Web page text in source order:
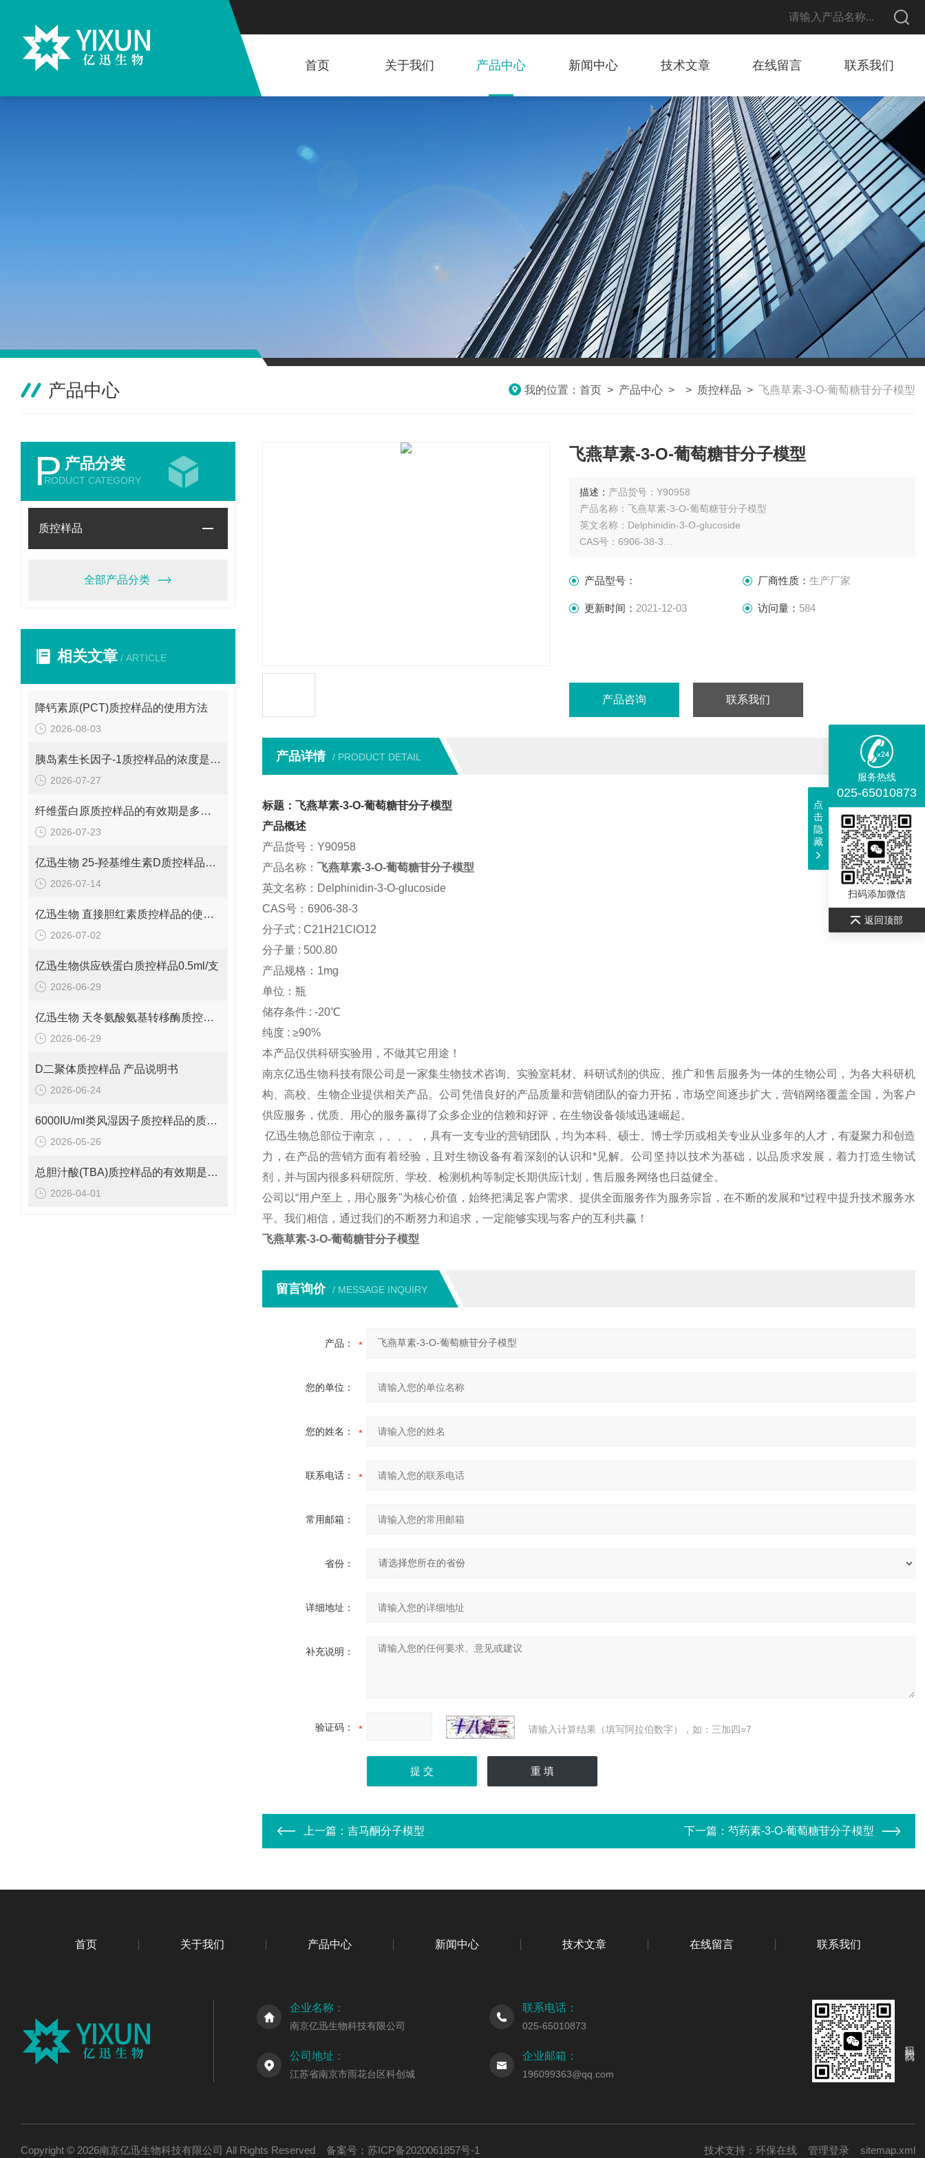
首页 关于我们 产品中心 新闻中心 技术文章 在线留言 联系我们
产品中心 我的位置： 首页 > 产品中心 > > 质控样品 > 飞燕草素-3-O-葡萄糖苷分子模型
P 产品分类
RODUCT CATEGORY
质控样品
全部产品分类
相关文章 / ARTICLE
降钙素原(PCT)质控样品的使用方法
2026-08-03
胰岛素生长因子-1质控样品的浓度是多少呢？
2026-07-27
纤维蛋白原质控样品的有效期是多久呢？
2026-07-23
亿迅生物 25-羟基维生素D质控样品的浓度是多少呢？
2026-07-14
亿迅生物 直接胆红素质控样品的使用方法
2026-07-02
亿迅生物供应铁蛋白质控样品0.5ml/支
2026-06-29
亿迅生物 天冬氨酸氨基转移酶质控样品的质控靶值是多少呢？
2026-06-29
D二聚体质控样品 产品说明书
2026-06-24
6000IU/ml类风湿因子质控样品的质控范围是多少呢？
2026-05-26
总胆汁酸(TBA)质控样品的有效期是多久呢？
2026-04-01
飞燕草素-3-O-葡萄糖苷分子模型
描述： 产品货号：Y90958
产品名称：飞燕草素-3-O-葡萄糖苷分子模型
英文名称：Delphinidin-3-O-glucoside
CAS号：6906-38-3
分子量 : 500.80
单位：瓶
产品型号： 厂商性质： 生产厂家
更新时间： 2021-12-03 访问量： 584
产品咨询 联系我们
产品详情 / PRODUCT DETAIL
标题：飞燕草素-3-O-葡萄糖苷分子模型
产品概述
产品货号：Y90958
产品名称： 飞燕草素-3-O-葡萄糖苷分子模型
英文名称：Delphinidin-3-O-glucoside
CAS号：6906-38-3
分子式 : C21H21ClO12
分子量 : 500.80
产品规格：1mg
单位：瓶
储存条件 : -20℃
纯度 : ≥90%
本产品仅供科研实验用，不做其它用途！
南京亿迅生物科技有限公司是一家集生物技术咨询、实验室耗材、科研试剂的供应、推广和售后服务为一体的生物公司，为各大科研机
构、高校、生物企业提供相关产品。公司凭借良好的产品质量和营销团队的奋力开拓，市场空间逐步扩大，营销网络覆盖全国，为客户
供应服务，优质、用心的服务赢得了众多企业的信赖和好评，在生物设备领域迅速崛起。
亿迅生物总部位于南京，、、、，具有一支专业的营销团队，均为本科、硕士、博士学历或相关专业从业多年的人才，有凝聚力和创造
力，在产品的营销方面有着经验，且对生物设备有着深刻的认识和*见解。公司坚持以技术为基础，以品质求发展，着力打造生物试
剂，并与国内很多科研院所、学校、检测机构等制定长期供应计划，售后服务网络也日益健全。
公司以“用户至上，用心服务"为核心价值，始终把满足客户需求、提供全面服务作为服务宗旨，在不断的发展和*过程中提升技术服务水
平。我们相信，通过我们的不断努力和追求，一定能够实现与客户的互利共赢！
飞燕草素-3-O-葡萄糖苷分子模型
留言询价 / MESSAGE INQUIRY
产品：
您的单位：
您的姓名：
联系电话：
常用邮箱：
省份：
详细地址：
补充说明：
验证码： 请输入计算结果（填写阿拉伯数字），如：三加四=7
上一篇： 吉马酮分子模型 下一篇： 芍药素-3-O-葡萄糖苷分子模型
首页 关于我们 产品中心 新闻中心 技术文章 在线留言 联系我们
企业名称：
南京亿迅生物科技有限公司
联系电话：
025-65010873
公司地址：
江苏省南京市雨花台区科创城
企业邮箱：
196099363@qq.com
Copyright © 2026南京亿迅生物科技有限公司 All Rights Reserved 备案号： 苏ICP备2020061857号-1 技术支持： 环保在线 管理登录 sitemap.xml
服务热线
025-65010873
扫码添加微信
返回顶部
点
击
隐
藏